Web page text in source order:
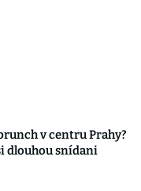
v centru Prahy?
dlouhou snídani